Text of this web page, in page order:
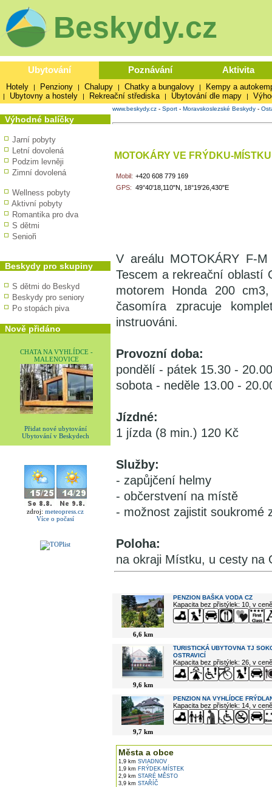
Beskydy.cz
Ubytování Poznávání Aktivita
Hotely | Penziony | Chalupy | Chatky a bungalovy | Kempy a
| Ubytovny a hostely | Rekreační střediska | Ubytování dle mapy |
Výhodné balíčky
Jarní pobyty
Letní dovolená
Podzim levněji
Zimní dovolená
Wellness pobyty
Aktivní pobyty
Romantika pro dva
S dětmi
Senioři
Beskydy pro skupiny
S dětmi do Beskyd
Beskydy pro seniory
Po stopách piva
Nově přidáno
CHATA NA VYHLÍDCE -
MALENOVICE
Přidat nové ubytování
Ubytování v Beskydech
zdroj: meteopress.cz
Více o počasí
www.beskydy.cz - Sport - Moravskoslezské Beskydy -
MOTOKÁRY VE FRÝDKU-MÍSTKU
Mobil: +420 608 779 169
GPS: 49°40'18,110"N, 18°19'26,430"E
V areálu MOTOKÁRY F-
Tescem a rekreační oblastí
motorem Honda 200
časomíra zpracuje
instruováni.
Provozní doba:
pondělí - pátek 15.30 - 20.00
sobota - neděle 13.00 -
Jízdné:
1 jízda (8 min.) 120 Kč
Služby:
- zapůjčení helmy
- občerstvení na místě
- možnost zajistit soukromé
Poloha:
na okraji Místku, u cesty na
6,6 km
PENZION BAŠKA VODA CZ
Kapacita bez přistýlek: 10, v
9,6 km
TURISTICKÁ UBYTOVNA TJ
OSTRAVICÍ
Kapacita bez přistýlek: 26, v
9,7 km
PENZION NA VYHLÍDCE
Kapacita bez přistýlek: 14, v
Města a obce
1,9 km SVIADNOV
1,9 km FRÝDEK-MÍSTEK
2,9 km STARÉ MĚSTO
3,9 km STAŘÍČ